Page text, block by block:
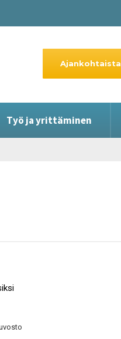
Työ ja yrittäminen
Ajankohtaista